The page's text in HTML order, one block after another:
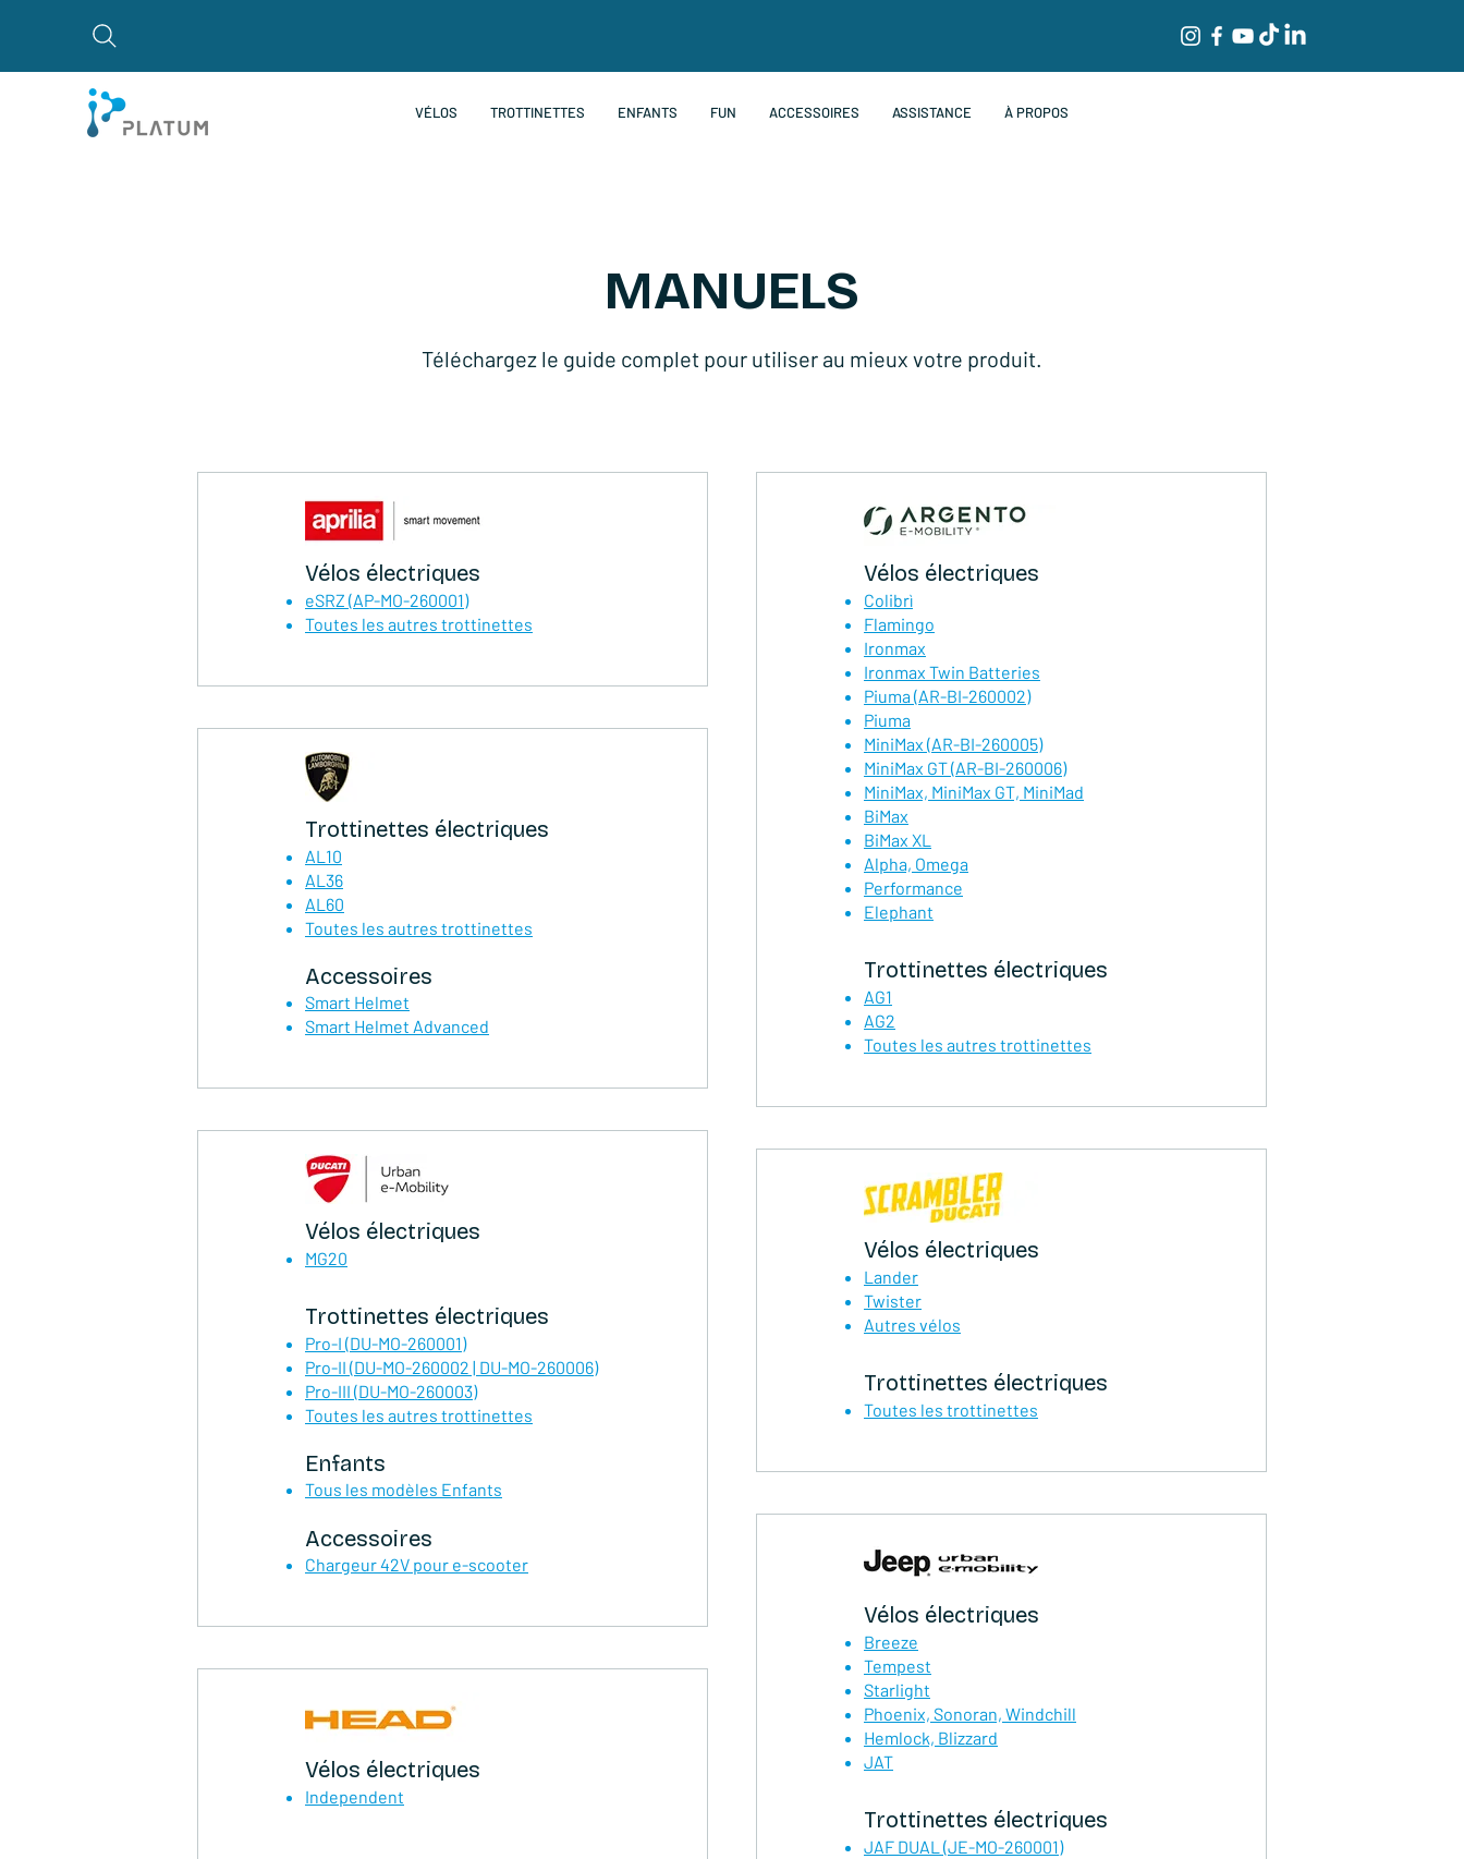
VÉLOS TROTTINETTES ENFANTS FUN ACCESSOIRES ASSISTANCE À PROPOS
MANUELS
Téléchargez le guide complet pour utiliser au mieux votre produit.
Vélos électriques
eSRZ (AP-MO-260001)
Toutes les autres trottinettes
Trottinettes électriques
AL10
AL36
AL60
Toutes les autres trottinettes
Accessoires
Smart Helmet
Smart Helmet Advanced
Vélos électriques
MG20
Trottinettes électriques
Pro-I (DU-MO-260001)
Pro-II (DU-MO-260002 | DU-MO-260006)
Pro-III (DU-MO-260003)
Toutes les autres trottinettes
Enfants
Tous les modèles Enfants
Accessoires
Chargeur 42V pour e-scooter
Vélos électriques
Independent
Vélos électriques
Colibrì
Flamingo
Ironmax
Ironmax Twin Batteries
Piuma (AR-BI-260002)
Piuma
MiniMax (AR-BI-260005)
MiniMax GT (AR-BI-260006)
MiniMax, MiniMax GT, MiniMad
BiMax
BiMax XL
Alpha, Omega
Performance
Elephant
Trottinettes électriques
AG1
AG2
Toutes les autres trottinettes
Vélos électriques
Lander
Twister
Autres vélos
Trottinettes électriques
Toutes les trottinettes
Vélos électriques
Breeze
Tempest
Starlight
Phoenix, Sonoran, Windchill
Hemlock, Blizzard
JAT
Trottinettes électriques
JAF DUAL (JE-MO-260001)